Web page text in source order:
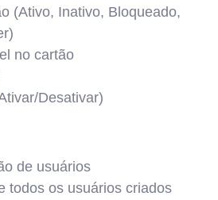
(Ativo, Inativo, Bloqueado,
no cartão
Desativar)
de usuários
todos os usuários criados